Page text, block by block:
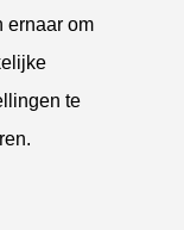
ernaar om
te